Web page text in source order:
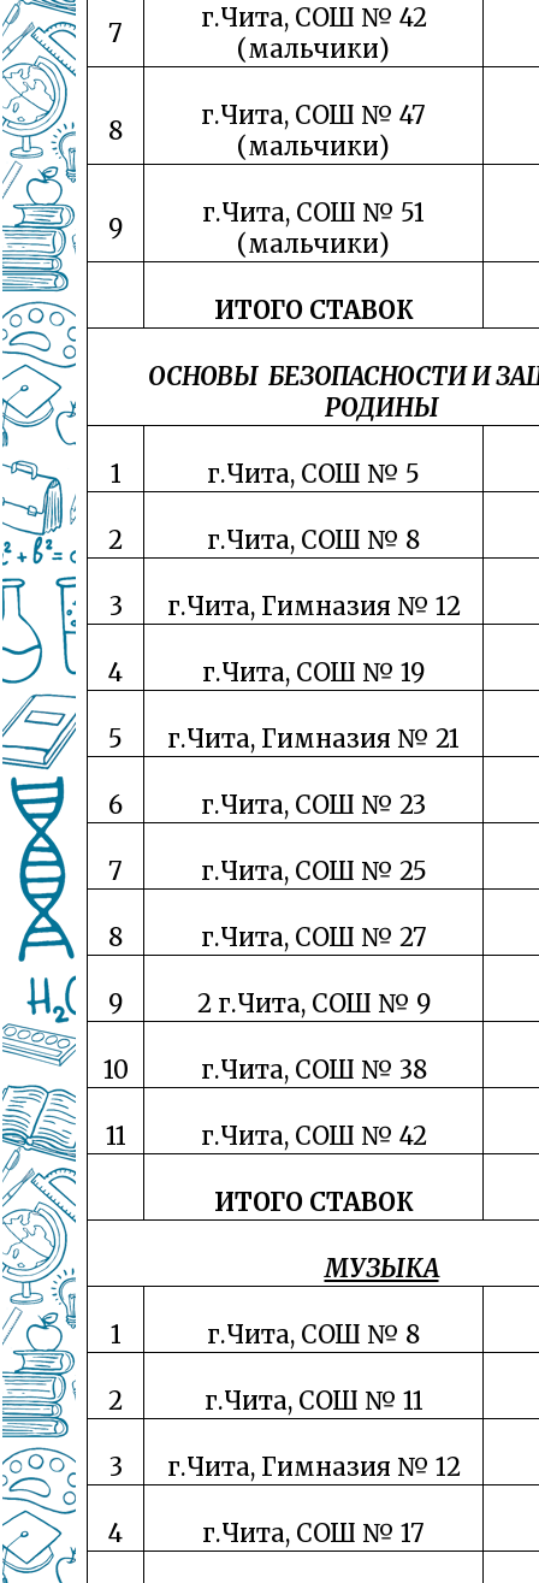
7
г.Чита, СОШ № 42
(мальчики)
8
г.Чита, СОШ № 47
(мальчики)
9
г.Чита, СОШ № 51
(мальчики)
ИТОГО СТАВОК
ОСНОВЫ БЕЗОПАСНОСТИ И
РОДИНЫ
1 г.Чита, СОШ № 5
2 г.Чита, СОШ № 8
3 г.Чита, Гимназия № 12
4 г.Чита, СОШ № 19
5 г.Чита, Гимназия № 21
6 г.Чита, СОШ № 23
7 г.Чита, СОШ № 25
8 г.Чита, СОШ № 27
9 2 г.Чита, СОШ № 9
10 г.Чита, СОШ № 38
11 г.Чита, СОШ № 42
ИТОГО СТАВОК
МУЗЫКА
1 г.Чита, СОШ № 8
2 г.Чита, СОШ № 11
3 г.Чита, Гимназия № 12
4 г.Чита, СОШ № 17